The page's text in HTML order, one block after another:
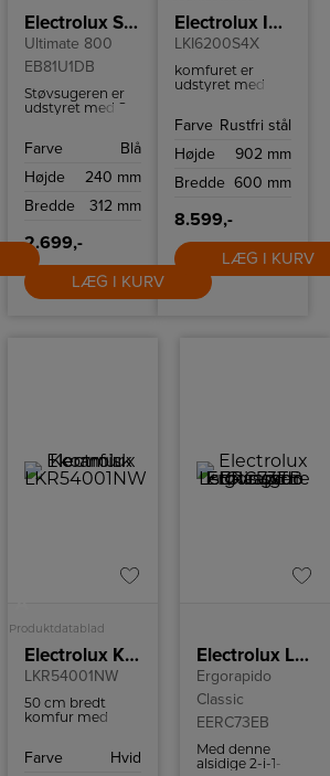
Electrolux Støvsuger
Ultimate 800
EB81U1DB
Støvsugeren er
udstyret med S-
hygiejnefilter, der
99,99% fjernelse
mikrometer og
renere luftstrøm.
Støvsugerposen
rummer 5 L og er
nem at fjerne
uden at frigive
Farve
Blå
Højde
240 mm
Bredde
312 mm
2.699,-
LÆG I KURV
Electrolux Induktionskomfur
LKI6200S4X
komfuret er
udstyret med
der mindsker
forbrændinger,
sikkert at bruge,
små børn i
nærheden.
Farve Rustfri stål
Højde
902 mm
Bredde 600 mm
8.599,-
LÆG I KURV
Produktdatablad
Electrolux Keramisk komfur
LKR54001NW
50 cm bredt
komfur med
perfekt til
Farve
Hvid
Electrolux Ledningsfrie støvsuger
Ergorapido
Classic
EERC73EB
Med denne
alsidige 2-i-1-